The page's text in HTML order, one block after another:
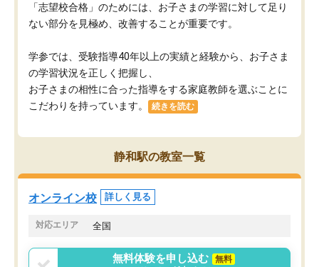
「志望校合格」のためには、お子さまの学習に対して足り
ない部分を見極め、改善することが重要です。
学参では、受験指導40年以上の実績と経験から、お子さま
の学習状況を正しく把握し、
お子さまの相性に合った指導をする家庭教師を選ぶことに
こだわりを持っています。
続きを読む
静和駅の教室一覧
オンライン校 詳しく見る
対応エリア 全国
無料体験を申し込む
無料